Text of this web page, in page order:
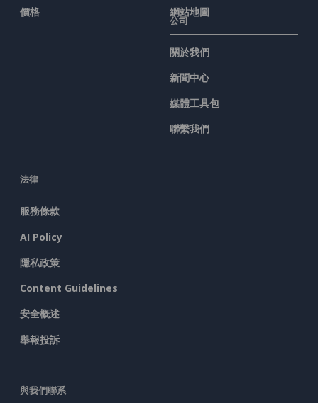
價格
網站地圖
公司
關於我們
新聞中心
媒體工具包
聯繫我們
法律
服務條款
AI Policy
隱私政策
Content Guidelines
安全概述
舉報投訴
與我們聯系